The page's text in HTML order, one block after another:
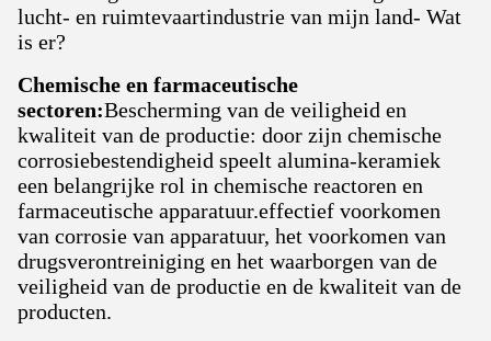
lucht- en ruimtevaartindustrie van mijn land- Wat
is er?
Chemische en farmaceutische
sectoren:Bescherming van de veiligheid en
kwaliteit van de productie: door zijn chemische
corrosiebestendigheid speelt alumina-keramiek
een belangrijke rol in chemische reactoren en
farmaceutische apparatuur.effectief voorkomen
van corrosie van apparatuur, het voorkomen van
drugsverontreiniging en het waarborgen van de
veiligheid van de productie en de kwaliteit van de
producten.